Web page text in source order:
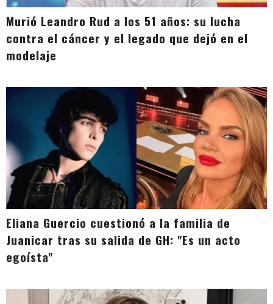
Murió Leandro Rud a los 51 años: su lucha
contra el cáncer y el legado que dejó en el
modelaje
Eliana Guercio cuestionó a la familia de
Juanicar tras su salida de GH: "Es un acto
egoísta"